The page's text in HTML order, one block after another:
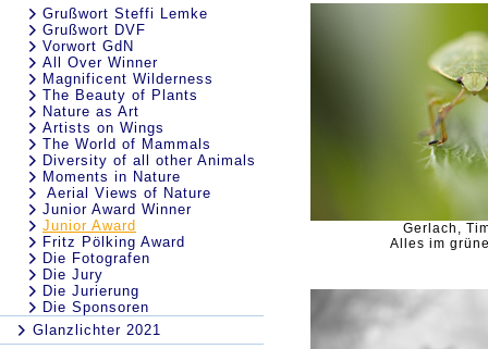
Grußwort Steffi Lemke
Grußwort DVF
Vorwort GdN
All Over Winner
Magnificent Wilderness
The Beauty of Plants
Nature as Art
Artists on Wings
The World of Mammals
Diversity of all other Animals
Moments in Nature
Aerial Views of Nature
Junior Award Winner
Junior Award
Fritz Pölking Award
Die Fotografen
Die Jury
Die Jurierung
Die Sponsoren
Glanzlichter 2021
Gerlach,
Alles im